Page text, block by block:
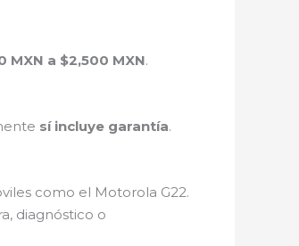
MXN a $2,500 MXN.
sí incluye garantía.
como el Motorola G22.
diagnóstico o